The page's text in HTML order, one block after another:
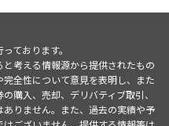
ております。
考える情報源から提供されたもの
全性について意見を表明し、また
購入、売却、デリバティブ取引、
りません。また、過去の実績や予